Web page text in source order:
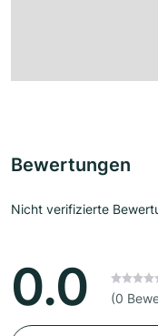
Bewertungen
Nicht verifizierte
0.0 (0